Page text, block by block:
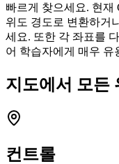
빠르게 찾으세요. 현재
위도 경도로 변환하거
세요. 또한 각 좌표를
어 학습자에게 매우 유
지도에서 모든
컨트롤